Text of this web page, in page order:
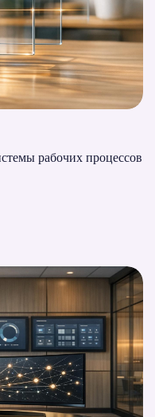
рабочих процессов